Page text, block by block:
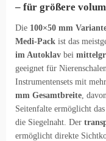
– für größere
Die 100×50 mm
Medi-Pack ist das
im Autoklav bei
geeignet für
Instrumentensets mit
mm Gesamtbreite , davon
Seitenfalte ermöglicht
die Siegelnaht. Der
ermöglicht direkte